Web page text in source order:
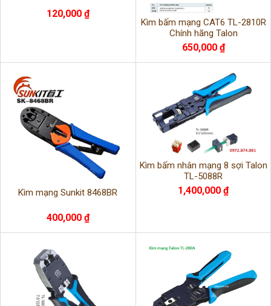
120,000 ₫
Kìm bấm mạng CAT6 TL-2810R
Chính hãng Talon
650,000 ₫
Kìm mạng Sunkit 8468BR
400,000 ₫
Kìm bấm nhân mạng 8 sợi Talon
TL-5088R
1,400,000 ₫